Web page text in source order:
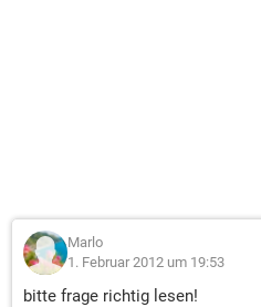
Marlo
1. Februar 2012 um 19:53
bitte frage richtig lesen!